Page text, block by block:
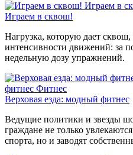
Играем в
Играем в сквош!
Нагрузка, которую дает
интенсивности движений: за
недельную дозу упражнений.
фитнес Фитнес
Верховая езда: модный фитнес
Ведущие политики и звезды
граждане не только
спорта, но и заводят